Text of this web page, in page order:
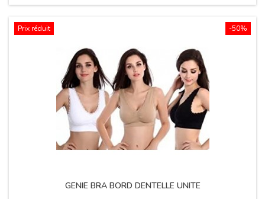
-50%
Prix réduit
GENIE BRA BORD DENTELLE UNITE